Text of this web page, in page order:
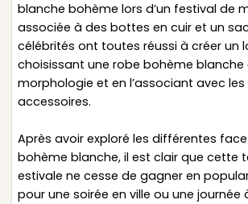
blanche bohème lors d’un festival de
associée à des bottes en cuir et un
célébrités ont toutes réussi à créer un
choisissant une robe bohème
morphologie et en l’associant avec les
accessoires.
Après avoir exploré les différentes
bohème blanche, il est clair que cette
estivale ne cesse de gagner en
pour une soirée en ville ou une journée